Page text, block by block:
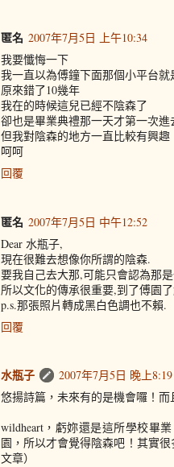
匿名 2007年7月5日 上午10:34
我要懺悔一下
我一直以為傅鐘下面那個小平台就
原來錯了10幾年
我在的時候這兒已經不陰森了
卻也是畢業典禮那一天才第一次進
但我對陰森的地方一直比較有興趣
呵呵
回覆
匿名 2007年7月5日 中午12:52
Dear 水瓶子,
現在很難去想像你所謂的陰森.
要我自己去大那,可能只會認為那
所以文化的傳承很重要,到了傅園
p.s.那張照片轉成黑白色調也不賴.
回覆
水瓶子
2007年7月5日 晚上8:19
悠揚詩篇，未來有的是機會囉！
wildheart，虧妳還是這所學校畢
園，所以才會覺得陰森吧！其實
文章）